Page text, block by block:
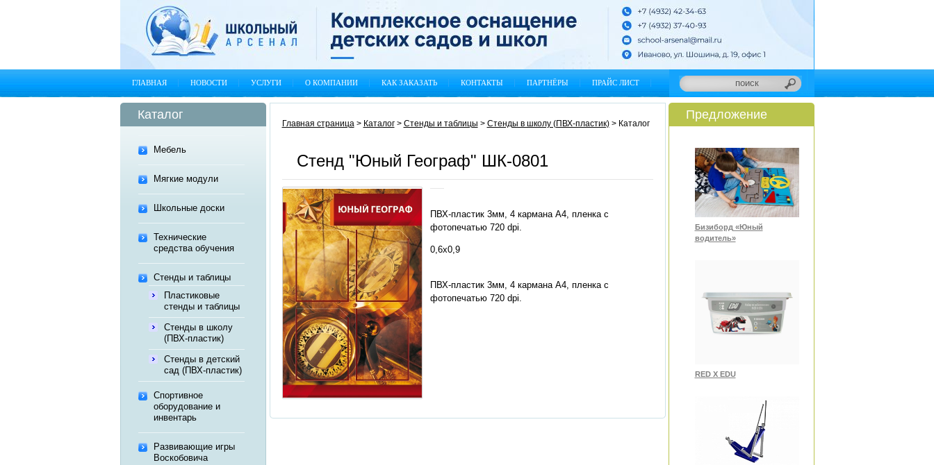
ГЛАВНАЯ НОВОСТИ УСЛУГИ О КОМПАНИИ КАК ЗАКАЗАТЬ КОНТАКТЫ ПАРТНЁРЫ ПРАЙС ЛИСТ
Каталог
Мебель
Мягкие модули
Школьные доски
Технические
средства обучения
Стенды и таблицы
Пластиковые
стенды и таблицы
Стенды в школу
(ПВХ-пластик)
Стенды в детский
сад (ПВХ-пластик)
Спортивное
оборудование и
инвентарь
Развивающие игры
Воскобовича
Главная страница> Каталог> Стенды и таблицы > Стенды в школу (ПВХ-пластик)> Каталог
Стенд "Юный Географ" ШК-0801
ПВХ-пластик 3мм, 4 кармана А4, пленка с
фотопечатью 720 dpi.
0,6х0,9
ПВХ-пластик 3мм, 4 кармана А4, пленка с
фотопечатью 720 dpi.
Предложение
Бизиборд «Юный
водитель»
RED X EDU